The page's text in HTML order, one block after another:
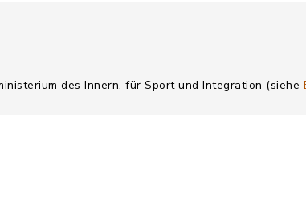
des Innern, für Sport und Integration (siehe